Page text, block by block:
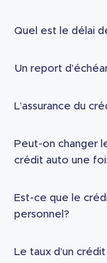
Quel est le délai
Un report
L’assurance du
Peut-on changer
crédit auto une
Est-ce que le
personnel?
Le taux d’un